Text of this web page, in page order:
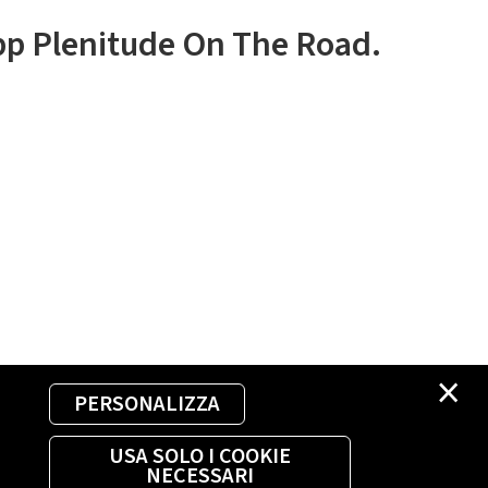
×
PERSONALIZZA
USA SOLO I COOKIE
NECESSARI
Plenitude On The Road.